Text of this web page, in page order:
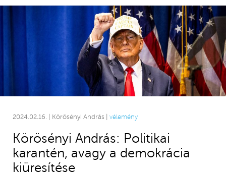
2024.02.16. | Körösényi András | vélemény
Körösényi András: Politikai
karantén, avagy a demokrácia
kiüresítése